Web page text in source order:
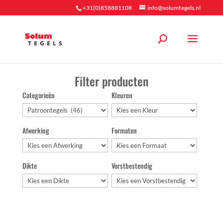
+31(0)858881108 info@solumtegels.nl
Filter producten
Categorieën Kleuren
Afwerking Formaten
Dikte Vorstbestendig